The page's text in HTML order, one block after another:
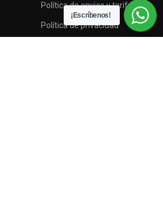
Política de envios y tarifas
Política de privacidad
¡Escríbenos!